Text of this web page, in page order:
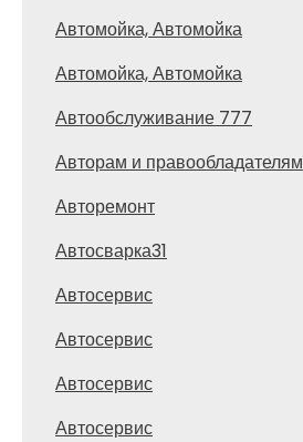
Автомойка, Автомойка
Автомойка, Автомойка
Автообслуживание 777
Авторам и правообладателям
Авторемонт
Автосварка31
Автосервис
Автосервис
Автосервис
Автосервис